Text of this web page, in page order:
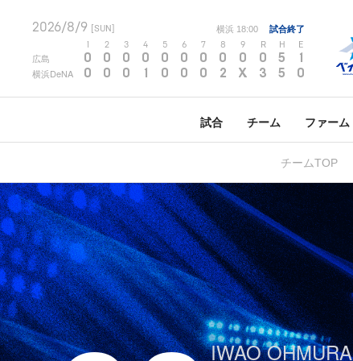
2026/8/9 [SUN] 横浜 18:00 試合終了
2 3 4 5 6 7 8 9 R H E
広島 0 0 0 0 0 0 0 0 0 0 5 1
横浜DeNA 0 0 0 1 0 0 0 2 X 3 5 0
試合 チーム ファーム
チームTOP
IWAO OHMURA